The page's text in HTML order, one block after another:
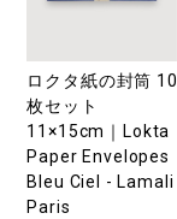
ロクタ紙の封筒 10
枚セット
11×15cm｜Lokta
Paper Envelopes
Bleu Ciel - Lamali
Paris